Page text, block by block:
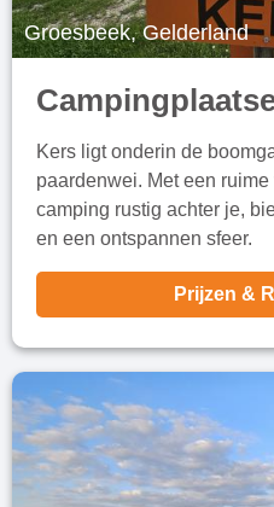
Groesbeek, Gelderland
Kers ligt onderin de
paardenwei. Met een
camping rustig achter je,
en een ontspannen sfeer.
Prijzen &